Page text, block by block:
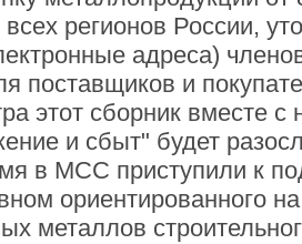
всех регионов России,
адреса)
поставщиков и
этот сборник вместе
и сбыт" будет
в МСС приступили к
ориентированного
металлов